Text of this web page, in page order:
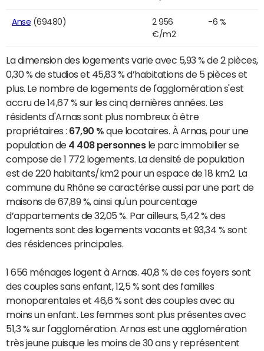
Anse (69480)
2 956
€/m2
-6 %
La dimension des logements varie avec 5,93 % de 2 pièces,
0,30 % de studios et 45,83 % d’habitations de 5 pièces et
plus. Le nombre de logements de l'agglomération s'est
accru de 14,67 % sur les cinq dernières années. Les
résidents d'Arnas sont plus nombreux à être
propriétaires : 67,90 % que locataires. À Arnas, pour une
population de 4 408 personnesle parc immobilier se
compose de 1 772 logements. La densité de population
est de 220 habitants/km2 pour un espace de 18 km2. La
commune du Rhône se caractérise aussi par une part de
maisons de 67,89 %, ainsi qu'un pourcentage
d’appartements de 32,05 %. Par ailleurs, 5,42 % des
logements sont des logements vacants et 93,34 % sont
des résidences principales.
1 656 ménages logent à Arnas. 40,8 % de ces foyers sont
des couples sans enfant, 12,5 % sont des familles
monoparentales et 46,6 % sont des couples avec au
moins un enfant. Les femmes sont plus présentes avec
51,3 % sur l'agglomération. Arnas est une agglomération
très jeune puisque les moins de 30 ans y représentent